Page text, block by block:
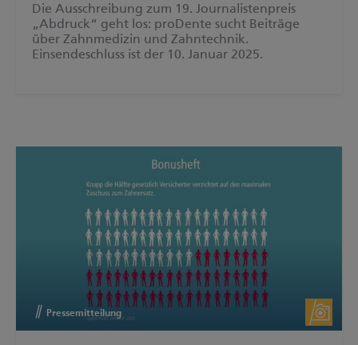
Die Ausschreibung zum 19. Journalistenpreis
„Abdruck“ geht los: proDente sucht Beiträge
über Zahnmedizin und Zahntechnik.
Einsendeschluss ist der 10. Januar 2025.
Pressemitteilung